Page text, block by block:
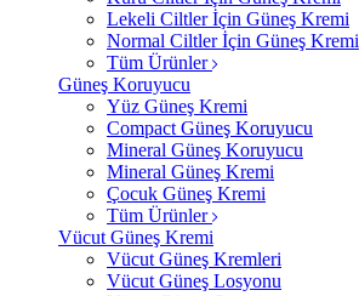
Lekeli Ciltler İçin Güneş Kremi
Normal Ciltler İçin Güneş Kremi
Tüm Ürünler
Güneş Koruyucu
Yüz Güneş Kremi
Compact Güneş Koruyucu
Mineral Güneş Koruyucu
Mineral Güneş Kremi
Çocuk Güneş Kremi
Tüm Ürünler
Vücut Güneş Kremi
Vücut Güneş Kremleri
Vücut Güneş Losyonu